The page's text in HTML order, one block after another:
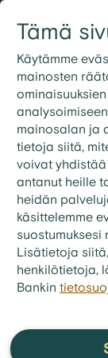
Tämä
Käytämme
mainosten
mainosalan ja
tietoja siitä,
voivat
antanut heille
heidän
käsittelemme
suostumuksesi
Lisätietoja
henkilötietoja,
Bankin
bluestep.fi >
FAQ -
Mitä
asiakirjoja,
johtaneesta
palkkakuitit,